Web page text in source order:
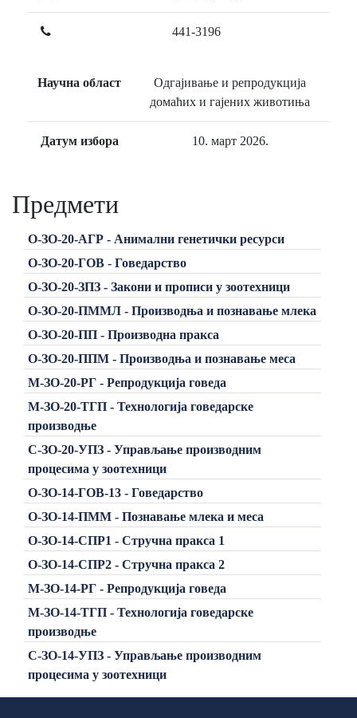
441-3196
Научна област
Одгајивање и репродукција
домаћих и гајених животиња
Датум избора 10. март 2026.
Предмети
О-ЗО-20-АГР - Анимални генетички ресурси
О-ЗО-20-ГОВ - Говедарство
О-ЗО-20-ЗПЗ - Закони и прописи у зоотехници
О-ЗО-20-ПММЛ - Производња и познавање млека
О-ЗО-20-ПП - Производна пракса
О-ЗО-20-ППМ - Производња и познавање меса
М-ЗО-20-РГ - Репродукција говеда
М-ЗО-20-ТГП - Технологија говедарске
производње
C-ЗО-20-УПЗ - Управљање производним
процесима у зоотехници
О-ЗО-14-ГОВ-13 - Говедарство
О-ЗО-14-ПММ - Познавање млека и меса
О-ЗО-14-СПР1 - Стручна пракса 1
О-ЗО-14-СПР2 - Стручна пракса 2
М-ЗО-14-РГ - Репродукција говеда
М-ЗО-14-ТГП - Технологија говедарске
производње
C-ЗО-14-УПЗ - Управљање производним
процесима у зоотехници